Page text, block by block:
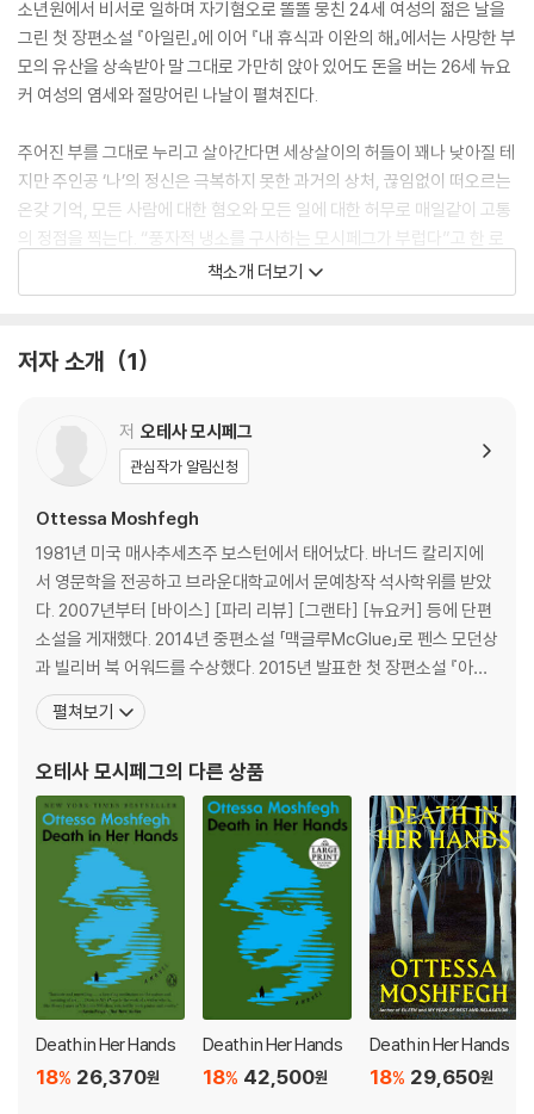
소년원에서 비서로 일하며 자기혐오로 똘똘 뭉친 24세 여성의 젊은 날을
그린 첫 장편소설 『아일린』에 이어 『내 휴식과 이완의 해』에서는 사망한 부
모의 유산을 상속받아 말 그대로 가만히 앉아 있어도 돈을 버는 26세 뉴요
커 여성의 염세와 절망어린 나날이 펼쳐진다.
주어진 부를 그대로 누리고 살아간다면 세상살이의 허들이 꽤나 낮아질 테
지만 주인공 ‘나’의 정신은 극복하지 못한 과거의 상처, 끊임없이 떠오르는
온갖 기억, 모든 사람에 대한 혐오와 모든 일에 대한 허무로 매일같이 고통
의 정점을 찍는다. “풍자적 냉소를 구사하는 모시페그가 부럽다”고 한 로
런 그로프(『운명과 분노』 저자)의 말처럼, 작가는 주인공의 입을 통해 직
설적이고 냉담한 유머를 쏟아내며 삶에 따르는 환멸과 허무에 대해 태연하
“One of the most compelling protagonists modern fictio
n has offered in years: a loopy, quietly furious pillhead wh
wend their way through sad and funny and strange towar
d something genuinely profound.”
-- Entertainment Weekly
From one of our boldest, most celebrated new literary voices,
a novel about a young woman's efforts to duck the ills of the
world by embarking on an extended hibernation with the help
of one of the worst psychiatrists in the annals of literature an
Our narrator should be happy, shouldn't she? She's young, thi
n, pretty, a recent Columbia graduate, works an easy job at a
hip art gallery, lives in an apartment on the Upper East Side of
Manhattan paid for, like the rest of her needs, by her inheritan
ce. But there is a dark and vacuous hole in her heart, and it isn't
just the loss of her parents, or the way her Wall Street boyfrie
nd treats her, or her sadomasochistic relationship with her be
st friend, Reva. It's the year 2000 in a city aglitter with wealth a
nd possibility; what could be so terribly wrong?
책소개 더보기
저자 소개 1
저 오테사 모시페그
관심작가 알림신청
Ottessa Moshfegh
1981년 미국 매사추세츠주 보스턴에서 태어났다. 바너드 칼리지에
서 영문학을 전공하고 브라운대학교에서 문예창작 석사학위를 받았
다. 2007년부터 [바이스] [파리 리뷰] [그랜타] [뉴요커] 등에 단편
소설을 게재했다. 2014년 중편소설 「맥글루McGlue」로 펜스 모던상
과 빌리버 북 어워드를 수상했다. 2015년 발표한 첫 장편소설 『아일
린』으로 놀라운 장편 데뷔작이라는 찬사와 함께 2016년 펜/헤밍웨
이상을 받고 맨부커상 최종 후보에 올랐다. 2017년 소설집 『별세계
후보에 올랐다. 2018
펼쳐보기
오테사 모시페그의 다른 상품
Death in Her Hands
26,370원
18%
Death in Her Hands
42,500원
18%
Death in Her Hands
29,650원
18%